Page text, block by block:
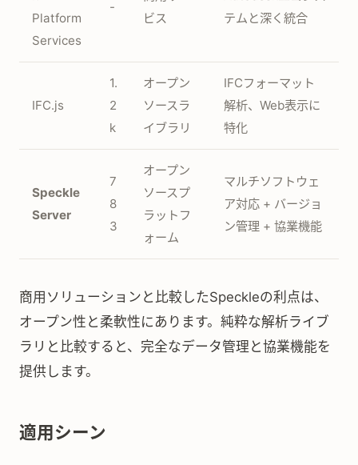
Platform
Services
-
ビス
テムと深く統合
IFC.js
1.
2
k
オープン
ソースラ
イブラリ
IFCフォーマット
解析、Web表示に
特化
Speckle
Server
7
8
3
オープン
ソースプ
ラットフ
ォーム
マルチソフトウェ
ア対応 + バージョ
ン管理 + 協業機能
商用ソリューションと比較したSpeckleの利点は、
オープン性と柔軟性にあります。純粋な解析ライブ
ラリと比較すると、完全なデータ管理と協業機能を
提供します。
適用シーン